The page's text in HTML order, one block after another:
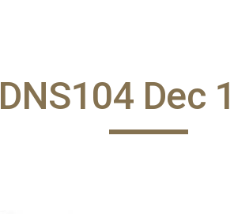
DNS104 Dec